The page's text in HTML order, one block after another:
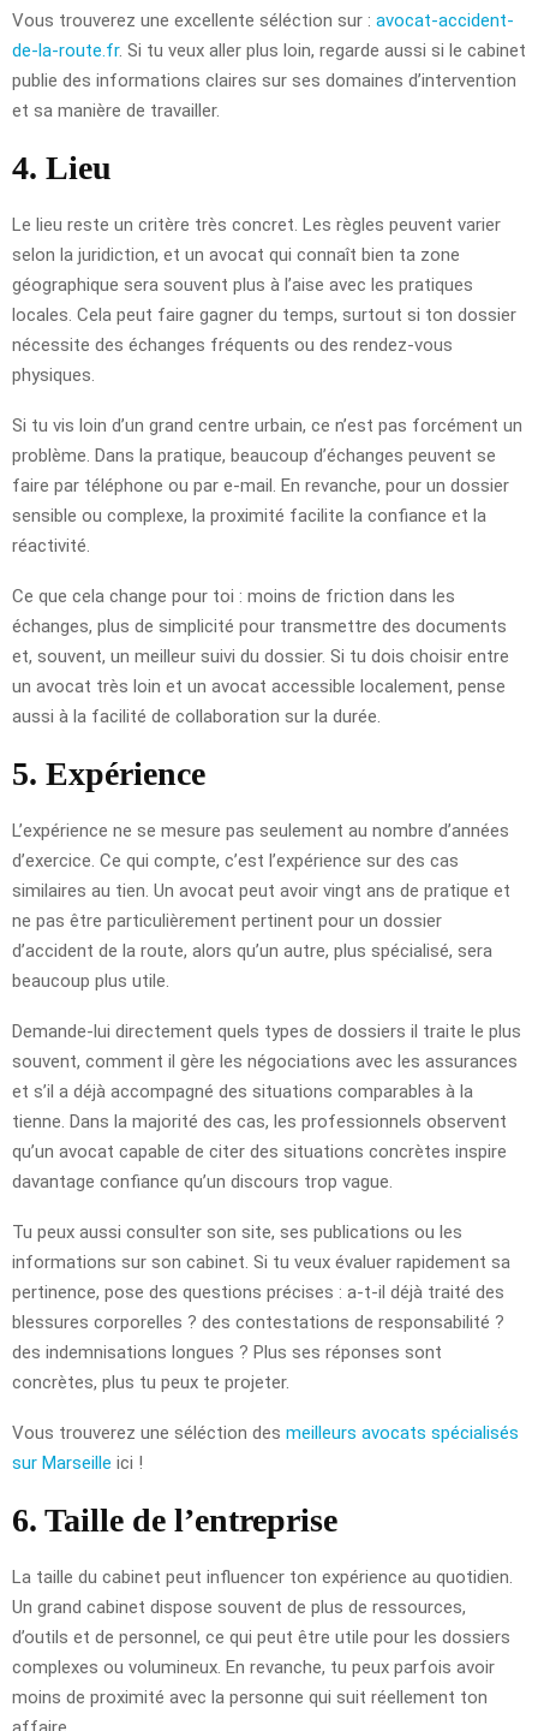
Vous trouverez une excellente séléction sur : avocat-accident-
de-la-route.fr. Si tu veux aller plus loin, regarde aussi si le cabinet
publie des informations claires sur ses domaines d’intervention
et sa manière de travailler.
4. Lieu
Le lieu reste un critère très concret. Les règles peuvent varier
selon la juridiction, et un avocat qui connaît bien ta zone
géographique sera souvent plus à l’aise avec les pratiques
locales. Cela peut faire gagner du temps, surtout si ton dossier
nécessite des échanges fréquents ou des rendez-vous
physiques.
Si tu vis loin d’un grand centre urbain, ce n’est pas forcément un
problème. Dans la pratique, beaucoup d’échanges peuvent se
faire par téléphone ou par e-mail. En revanche, pour un dossier
sensible ou complexe, la proximité facilite la confiance et la
réactivité.
Ce que cela change pour toi : moins de friction dans les
échanges, plus de simplicité pour transmettre des documents
et, souvent, un meilleur suivi du dossier. Si tu dois choisir entre
un avocat très loin et un avocat accessible localement, pense
aussi à la facilité de collaboration sur la durée.
5. Expérience
L’expérience ne se mesure pas seulement au nombre d’années
d’exercice. Ce qui compte, c’est l’expérience sur des cas
similaires au tien. Un avocat peut avoir vingt ans de pratique et
ne pas être particulièrement pertinent pour un dossier
d’accident de la route, alors qu’un autre, plus spécialisé, sera
beaucoup plus utile.
Demande-lui directement quels types de dossiers il traite le plus
souvent, comment il gère les négociations avec les assurances
et s’il a déjà accompagné des situations comparables à la
tienne. Dans la majorité des cas, les professionnels observent
qu’un avocat capable de citer des situations concrètes inspire
davantage confiance qu’un discours trop vague.
Tu peux aussi consulter son site, ses publications ou les
informations sur son cabinet. Si tu veux évaluer rapidement sa
pertinence, pose des questions précises : a-t-il déjà traité des
blessures corporelles ? des contestations de responsabilité ?
des indemnisations longues ? Plus ses réponses sont
concrètes, plus tu peux te projeter.
Vous trouverez une séléction des meilleurs avocats spécialisés
sur Marseille ici !
6. Taille de l’entreprise
La taille du cabinet peut influencer ton expérience au quotidien.
Un grand cabinet dispose souvent de plus de ressources,
d’outils et de personnel, ce qui peut être utile pour les dossiers
complexes ou volumineux. En revanche, tu peux parfois avoir
moins de proximité avec la personne qui suit réellement ton